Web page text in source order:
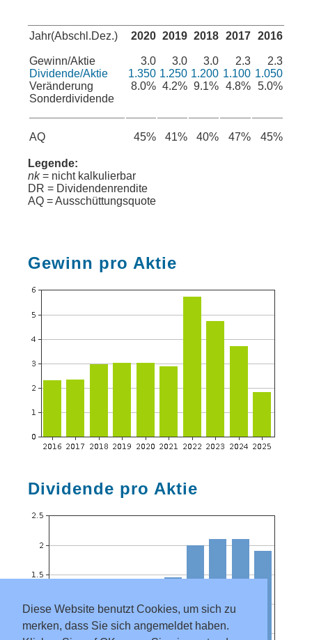
Diese Website benutzt Cookies, um sich zu
merken, dass Sie sich angemeldet haben.
Jahr(Abschl.Dez.)
Gewinn/Aktie
Dividende/Aktie
Veränderung
Sonderdividende
AQ
2020
3.0
1.350
8.0%
45%
2019
3.0
1.250
4.2%
41%
2018
3.0
1.200
9.1%
40%
2017
2.3
1.100
4.8%
47%
2016
2.3
1.050
5.0%
45%
Legende:
nk= nicht kalkulierbar
DR = Dividendenrendite
AQ = Ausschüttungsquote
Gewinn pro Aktie
Dividende pro Aktie